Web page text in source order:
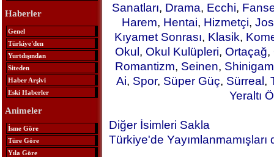
Haberler
Genel
Türkiye'den
Yurtdışından
Siteden
Haber Arşivi
Eski Haberler
Animeler
İsme Göre
Türe Göre
Yıla Göre
Sanatları, Drama, Ecchi,
Harem, Hentai, Hizmetçi,
Kıyamet Sonrası, Klasik,
Okul , Okul Kulüpleri, Ortaçağ,
Romantizm, Seinen,
Ai, Spor, Süper Güç, Sürreal ,
Yeraltı
Diğer İsimleri Sakla
Türkiye'de Yayımlanmamışları